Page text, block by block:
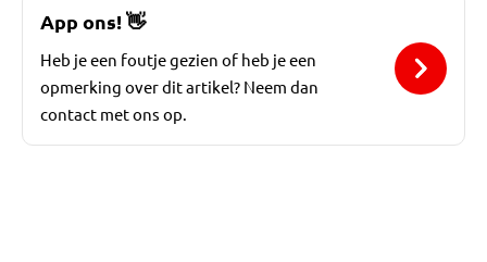
App ons!👋
Heb je een foutje gezien of heb je een
opmerking over dit artikel? Neem dan
contact met ons op.